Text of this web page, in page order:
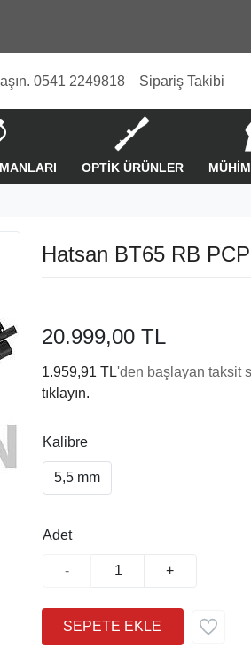
0541 2249818 Sipariş Takibi
OPTİK ÜRÜNLER
Hatsan BT65 RB
20.999,00 TL
1.959,91 TL'den başlayan taksit
tıklayın.
Kalibre
5,5 mm
Adet
- +